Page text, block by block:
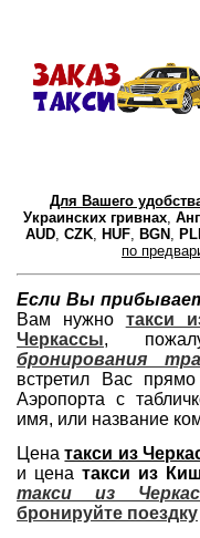
Для Вашего
Украинских гривнах,
AUD, CZK, HUF, BGN ,
по
Если Вы
Вам нужно такси
Черкассы,
бронирования
встретил Вас
Аэропорта с
имя, или название
Ценатакси из
и цена такси из
такси из
бронируйте поездку